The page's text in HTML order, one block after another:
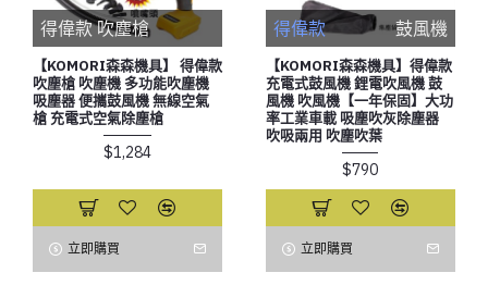
得偉款 吹塵槍
【KOMORI森森機具】 得偉款
吹塵槍 吹塵機 多功能吹塵機
吸塵器 便攜鼓風機 無線空氣
槍 充電式空氣除塵槍
$1,284
立即購買
得偉款 鼓風機
【KOMORI森森機具】得偉款
充電式鼓風機 鋰電吹風機 鼓
風機 吹風機【一年保固】大功
率工業車載 吸塵吹灰除塵器
吹吸兩用 吹塵吹葉
$790
立即購買